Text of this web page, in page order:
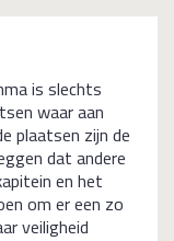
is slechts
waar aan
plaatsen zijn de
dat andere
en het
om er een zo
veiligheid